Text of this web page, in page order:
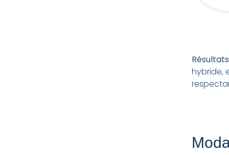
hybride,